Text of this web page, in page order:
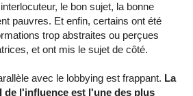
le bon sujet, la bonne
pauvres. Et enfin, certains ont été
trop abstraites ou perçues
et ont mis le sujet de côté.
avec le lobbying est frappant. La
de l'influence est l'une des plus